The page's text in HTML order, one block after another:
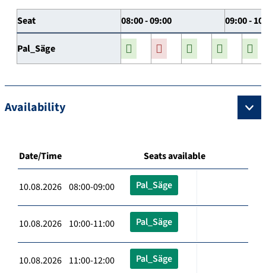
Seat 08:00 - 09:00 09:00 -
Pal_Säge
Availability
Date/Time Seats available
10.08.2026 08:00-09:00 Pal_Säge
10.08.2026 10:00-11:00 Pal_Säge
10.08.2026 11:00-12:00 Pal_Säge